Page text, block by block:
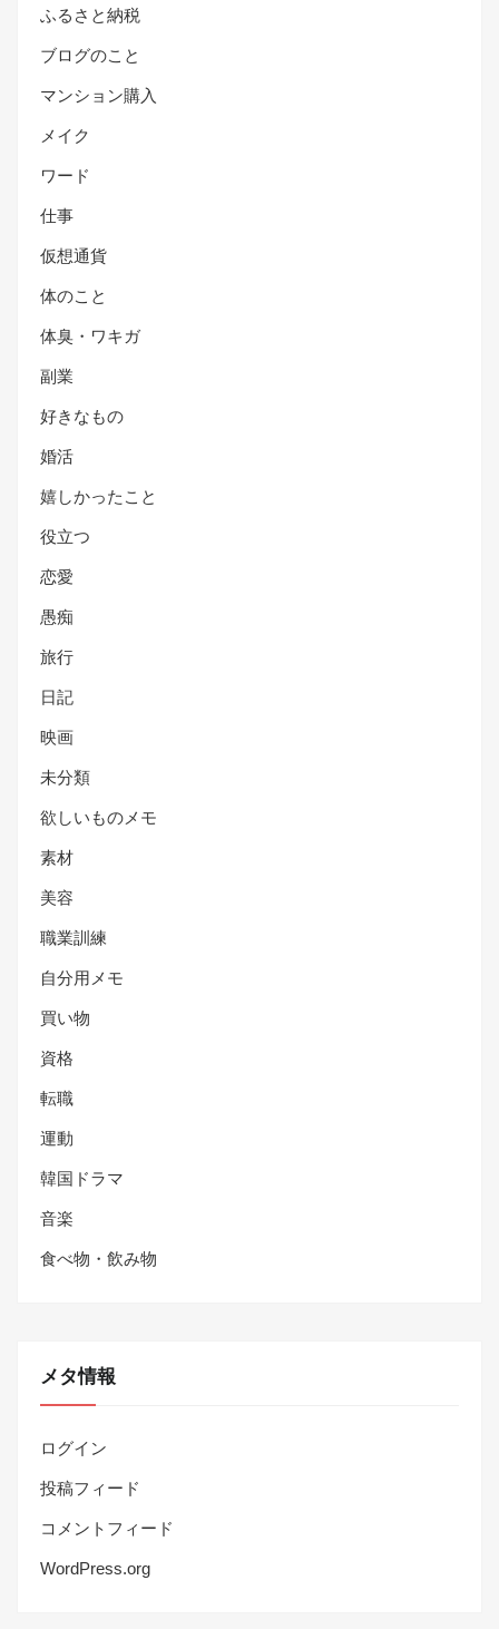
ふるさと納税
ブログのこと
マンション購入
メイク
ワード
仕事
仮想通貨
体のこと
体臭・ワキガ
副業
好きなもの
婚活
嬉しかったこと
役立つ
恋愛
愚痴
旅行
日記
映画
未分類
欲しいものメモ
素材
美容
職業訓練
自分用メモ
買い物
資格
転職
運動
韓国ドラマ
音楽
食べ物・飲み物
メタ情報
ログイン
投稿フィード
コメントフィード
WordPress.org